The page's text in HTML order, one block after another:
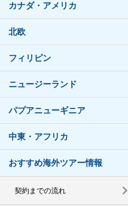
カナダ・アメリカ
北欧
フィリピン
ニュージーランド
パプアニューギニア
中東・アフリカ
おすすめ海外ツアー情報
契約までの流れ